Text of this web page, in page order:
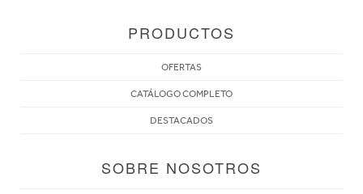
PRODUCTOS
OFERTAS
CATÁLOGO COMPLETO
DESTACADOS
SOBRE NOSOTROS